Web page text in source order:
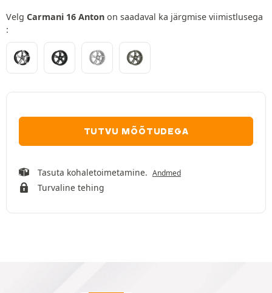
Velg Carmani 16 Anton on saadaval ka järgmise viimistlusega
:
TUTVU MÕÕTUDEGA
Tasuta kohaletoimetamine. Andmed
Turvaline tehing